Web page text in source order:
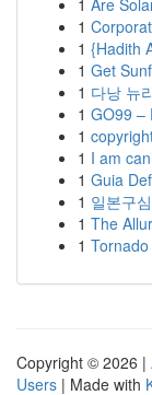
1 Are
1
1 {Hadith
1 Get
1 다낭 뉴
1 GO99 –
1
1 I am
1 Guia
1 일본구
1 The
1
Copyright © 2026 |
Users | Made with